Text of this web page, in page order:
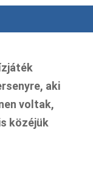
aki
voltak,
közéjük